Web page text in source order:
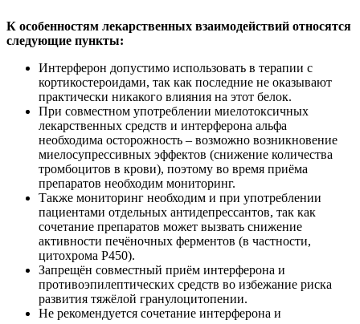
К особенностям лекарственных взаимодействий относятся
следующие пункты:
Интерферон допустимо использовать в терапии с
кортикостероидами, так как последние не оказывают
практически никакого влияния на этот белок.
При совместном употреблении миелотоксичных
лекарственных средств и интерферона альфа
необходима осторожность – возможно возникновение
миелосупрессивных эффектов (снижение количества
тромбоцитов в крови), поэтому во время приёма
препаратов необходим мониторинг.
Также мониторинг необходим и при употреблении
пациентами отдельных антидепрессантов, так как
сочетание препаратов может вызвать снижение
активности печёночных ферментов (в частности,
цитохрома P450).
Запрещён совместный приём интерферона и
противоэпилептических средств во избежание риска
развития тяжёлой гранулоцитопении.
Не рекомендуется сочетание интерферона и